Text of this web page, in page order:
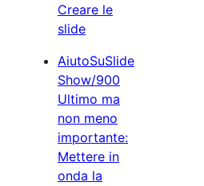
Creare le
slide
AiutoSuSlide
Show/900
Ultimo ma
non meno
importante:
Mettere in
onda la